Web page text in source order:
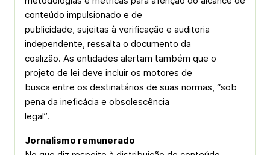
conteúdo impulsionado e de
publicidade, sujeitas à verificação e auditoria
independente, ressalta o documento da
coalizão. As entidades alertam também que o
projeto de lei deve incluir os motores de
busca entre os destinatários de suas normas, “sob
pena da ineficácia e obsolescência
legal”.
Jornalismo remunerado